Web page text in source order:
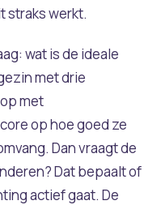
straks werkt.
wat is de ideale
met drie
met
op hoe goed ze
Dan vraagt de
Dat bepaalt of
actief gaat. De